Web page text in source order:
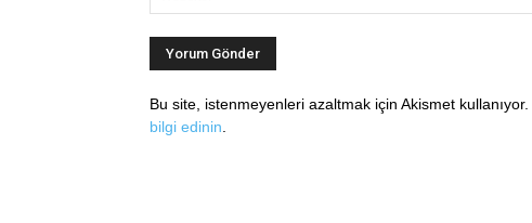
Bu site, istenmeyenleri azaltmak için Akismet kullanıyor.
bilgi edinin